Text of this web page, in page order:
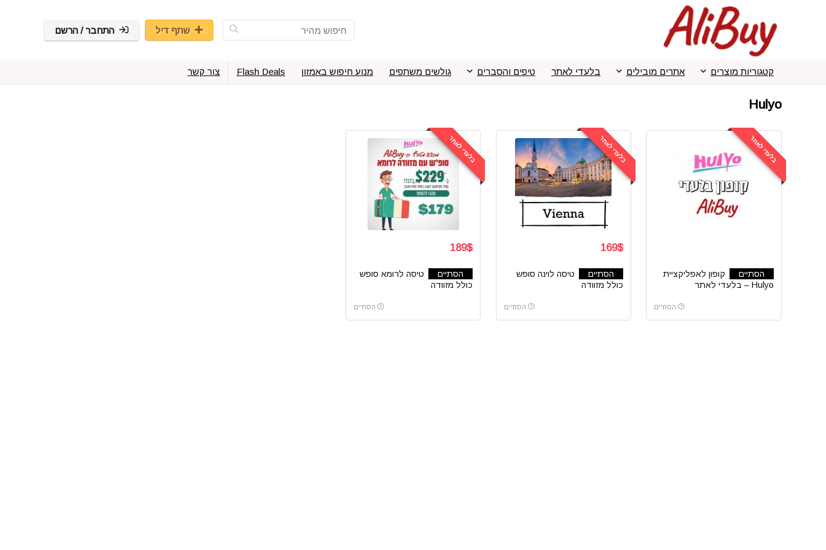
שתף דיל התחבר / הרשם
קטגוריות מוצרים אתרים מובילים בלעדי לאתר טיפים והסברים גולשים משתפים מנוע חיפוש באמזון Flash Deals צור קשר
Hulyo
בלעדי לאתר
הסתיים
קופון לאפליקציית
Hulyo – בלעדי לאתר
הסתיים
בלעדי לאתר
169$
הסתיים
טיסה לוינה סופש
כולל מזוודה
הסתיים
בלעדי לאתר
189$
הסתיים
טיסה לרומא סופש
כולל מזוודה
הסתיים